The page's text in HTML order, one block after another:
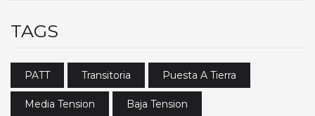
TAGS
PATT Transitoria Puesta A Tierra
Media Tension Baja Tension